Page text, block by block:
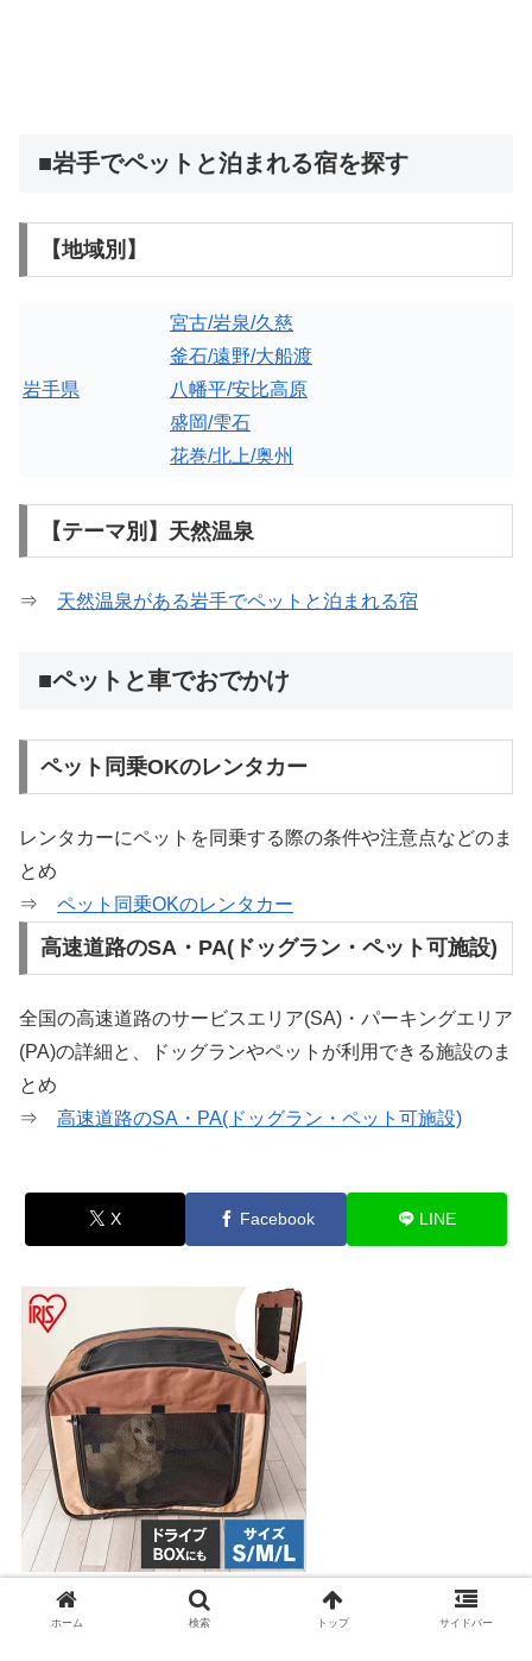
■岩手でペットと泊まれる宿を探す
【地域別】
岩手県
宮古/岩泉/久慈
釜石/遠野/大船渡
八幡平/安比高原
盛岡/雫石
花巻/北上/奥州
【テーマ別】天然温泉
⇒ 天然温泉がある岩手でペットと泊まれる宿
■ペットと車でおでかけ
ペット同乗OKのレンタカー
レンタカーにペットを同乗する際の条件や注意点などのま
とめ
⇒ ペット同乗OKのレンタカー
高速道路のSA・PA(ドッグラン・ペット可施設)
全国の高速道路のサービスエリア(SA)・パーキングエリア
(PA)の詳細と、ドッグランやペットが利用できる施設のま
とめ
⇒ 高速道路のSA・PA(ドッグラン・ペット可施設)
X Facebook LINE
パッと広がる折りたたみペットサークル
ホーム 検索 トップ サイドバー